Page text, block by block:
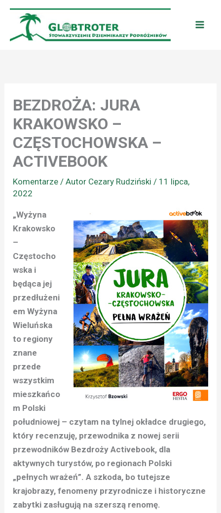
Przejdź
treści
BEZDROŻA: JURA
KRAKOWSKO –
CZĘSTOCHOWSKA –
ACTIVEBOOK
Komentarze / Autor Cezary Rudziński/ 11 lipca,
2022
„Wyżyna
Krakowsko
–
Częstocho
wska i
będąca jej
przedłużeni
em Wyżyna
Wieluńska
to regiony
znane
przede
wszystkim
mieszkańco
m Polski
południowej – czytam na tylnej okładce drugiego,
który recenzuję, przewodnika z nowej serii
przewodników Bezdroży Activebook, dla
aktywnych turystów, po regionach Polski
„pełnych wrażeń”. A szkoda, bo tutejsze
krajobrazy, fenomeny przyrodnicze i historyczne
zabytki zasługują na szerszą renomę.